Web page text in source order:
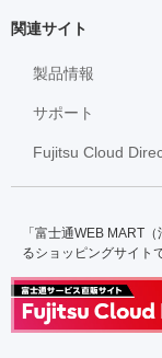
関連サイト
製品情報
サポート
Fujitsu Cloud
「富士通WEB MART
るショッピングサイト